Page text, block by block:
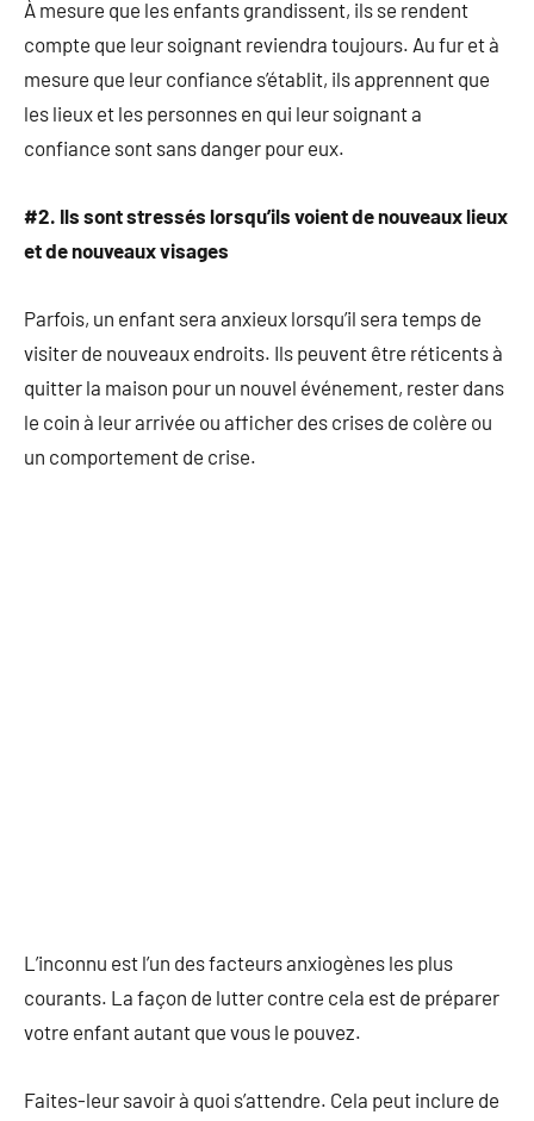
À mesure que les enfants grandissent, ils se rendent
compte que leur soignant reviendra toujours. Au fur et à
mesure que leur confiance s’établit, ils apprennent que
les lieux et les personnes en qui leur soignant a
confiance sont sans danger pour eux.
#2. Ils sont stressés lorsqu’ils voient de nouveaux lieux
et de nouveaux visages
Parfois, un enfant sera anxieux lorsqu’il sera temps de
visiter de nouveaux endroits. Ils peuvent être réticents à
quitter la maison pour un nouvel événement, rester dans
le coin à leur arrivée ou afficher des crises de colère ou
un comportement de crise.
L’inconnu est l’un des facteurs anxiogènes les plus
courants. La façon de lutter contre cela est de préparer
votre enfant autant que vous le pouvez.
Faites-leur savoir à quoi s’attendre. Cela peut inclure de